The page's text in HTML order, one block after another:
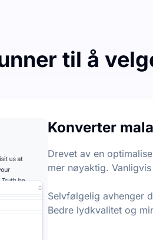
til å
måned, med en daglig
fra lyd- og videofiler,
Konverter
Drevet av en
mer nøyaktig.
Selvfølgelig avhenger
Bedre lydkvalitet og